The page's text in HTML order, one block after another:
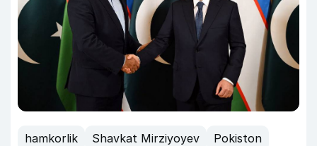
hamkorlik Shavkat Mirziyoyev
Pokiston